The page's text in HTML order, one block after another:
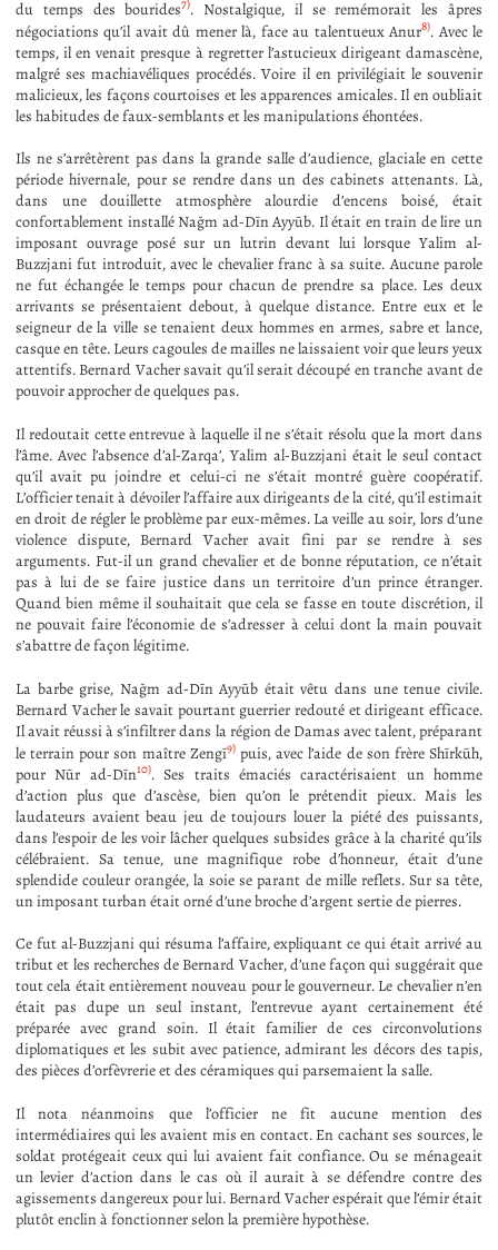
du temps des bourides7). Nostalgique, il se remémorait les âpres
négociations qu’il avait dû mener là, face au talentueux Anur8). Avec le
temps, il en venait presque à regretter l’astucieux dirigeant damascène,
malgré ses machiavéliques procédés. Voire il en privilégiait le souvenir
malicieux, les façons courtoises et les apparences amicales. Il en oubliait
les habitudes de faux-semblants et les manipulations éhontées.
Ils ne s’arrêtèrent pas dans la grande salle d’audience, glaciale en cette
période hivernale, pour se rendre dans un des cabinets attenants. Là,
dans une douillette atmosphère alourdie d’encens boisé, était
confortablement installé Nağm ad-Dīn Ayyūb. Il était en train de lire un
imposant ouvrage posé sur un lutrin devant lui lorsque Yalim al-
Buzzjani fut introduit, avec le chevalier franc à sa suite. Aucune parole
ne fut échangée le temps pour chacun de prendre sa place. Les deux
arrivants se présentaient debout, à quelque distance. Entre eux et le
seigneur de la ville se tenaient deux hommes en armes, sabre et lance,
casque en tête. Leurs cagoules de mailles ne laissaient voir que leurs yeux
attentifs. Bernard Vacher savait qu’il serait découpé en tranche avant de
pouvoir approcher de quelques pas.
Il redoutait cette entrevue à laquelle il ne s’était résolu que la mort dans
l’âme. Avec l’absence d’al-Zarqa’, Yalim al-Buzzjani était le seul contact
qu’il avait pu joindre et celui-ci ne s’était montré guère coopératif.
L’officier tenait à dévoiler l’affaire aux dirigeants de la cité, qu’il estimait
en droit de régler le problème par eux-mêmes. La veille au soir, lors d’une
violence dispute, Bernard Vacher avait fini par se rendre à ses
arguments. Fut-il un grand chevalier et de bonne réputation, ce n’était
pas à lui de se faire justice dans un territoire d’un prince étranger.
Quand bien même il souhaitait que cela se fasse en toute discrétion, il
ne pouvait faire l’économie de s’adresser à celui dont la main pouvait
s’abattre de façon légitime.
La barbe grise, Nağm ad-Dīn Ayyūb était vêtu dans une tenue civile.
Bernard Vacher le savait pourtant guerrier redouté et dirigeant efficace.
Il avait réussi à s’infiltrer dans la région de Damas avec talent, préparant
le terrain pour son maître Zengī9)puis, avec l’aide de son frère Shīrkūh,
pour Nūr ad-Dīn10). Ses traits émaciés caractérisaient un homme
d’action plus que d’ascèse, bien qu’on le prétendit pieux. Mais les
laudateurs avaient beau jeu de toujours louer la piété des puissants,
dans l’espoir de les voir lâcher quelques subsides grâce à la charité qu’ils
célébraient. Sa tenue, une magnifique robe d’honneur, était d’une
splendide couleur orangée, la soie se parant de mille reflets. Sur sa tête,
un imposant turban était orné d’une broche d’argent sertie de pierres.
Ce fut al-Buzzjani qui résuma l’affaire, expliquant ce qui était arrivé au
tribut et les recherches de Bernard Vacher, d’une façon qui suggérait que
tout cela était entièrement nouveau pour le gouverneur. Le chevalier n’en
était pas dupe un seul instant, l’entrevue ayant certainement été
préparée avec grand soin. Il était familier de ces circonvolutions
diplomatiques et les subit avec patience, admirant les décors des tapis,
des pièces d’orfèvrerie et des céramiques qui parsemaient la salle.
Il nota néanmoins que l’officier ne fit aucune mention des
intermédiaires qui les avaient mis en contact. En cachant ses sources, le
soldat protégeait ceux qui lui avaient fait confiance. Ou se ménageait
un levier d’action dans le cas où il aurait à se défendre contre des
agissements dangereux pour lui. Bernard Vacher espérait que l’émir était
plutôt enclin à fonctionner selon la première hypothèse.